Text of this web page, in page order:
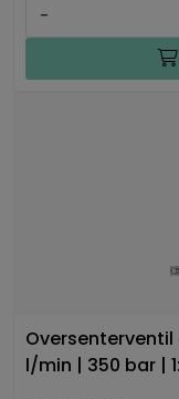
-
Oversenterventil
l/min | 350 bar |